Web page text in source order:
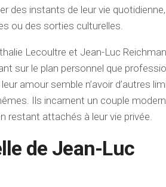
des instants de leur vie quotidienne,
ou des sorties culturelles.
Lecoultre et Jean-Luc
sur le plan personnel que
amour semble n’avoir d’autres
Ils incarnent un couple
restant attachés à leur vie privée.
de Jean-Luc